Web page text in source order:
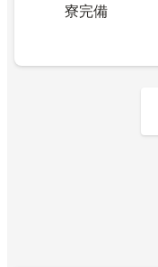
寮完備